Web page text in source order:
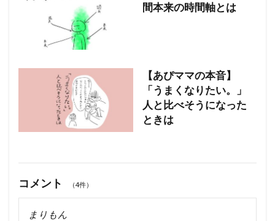
間本来の時間軸とは
【あぴママの本音】
「うまくなりたい。」
人と比べそうになった
ときは
コメント （4件）
まりもん